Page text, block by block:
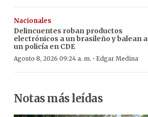
Nacionales
Delincuentes roban productos
electrónicos a un brasileño y balean a
un policía en CDE
Agosto 8, 2026 09:24 a. m. · Edgar Medina
Notas más leídas